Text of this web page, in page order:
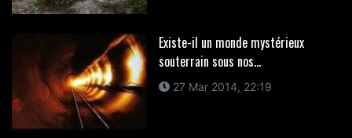
Existe-il un monde mystérieux
souterrain sous nos...
27 Mar 2014, 22:19